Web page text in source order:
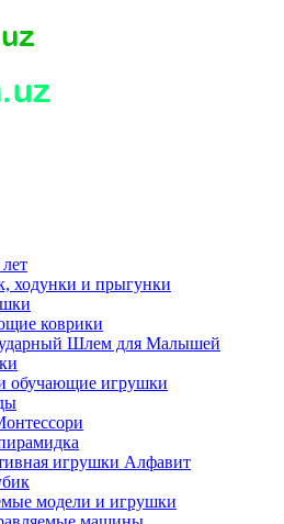
ходунки и прыгунки
коврики
Шлем для Малышей
обучающие игрушки
игрушки Алфавит
модели и игрушки